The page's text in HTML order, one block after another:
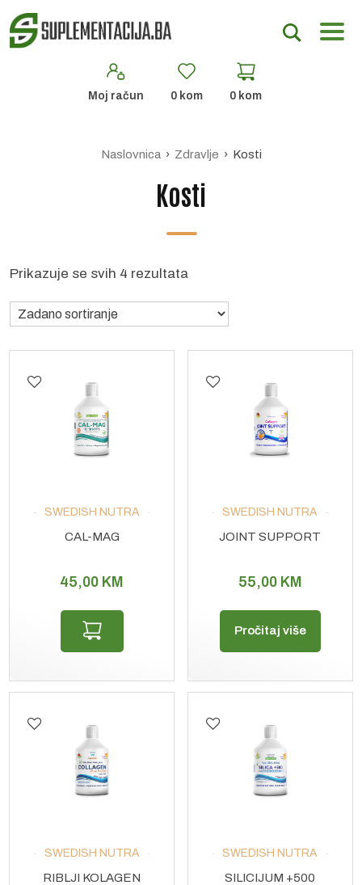
Moj račun 0 kom 0 kom
Naslovnica› Zdravlje › Kosti
Kosti
Prikazuje se svih 4 rezultata
SWEDISH NUTRA
CAL-MAG
45,00 KM
SWEDISH NUTRA
JOINT SUPPORT
55,00 KM
Pročitaj više
SWEDISH NUTRA
RIBLJI KOLAGEN
SWEDISH NUTRA
SILICIJUM +500